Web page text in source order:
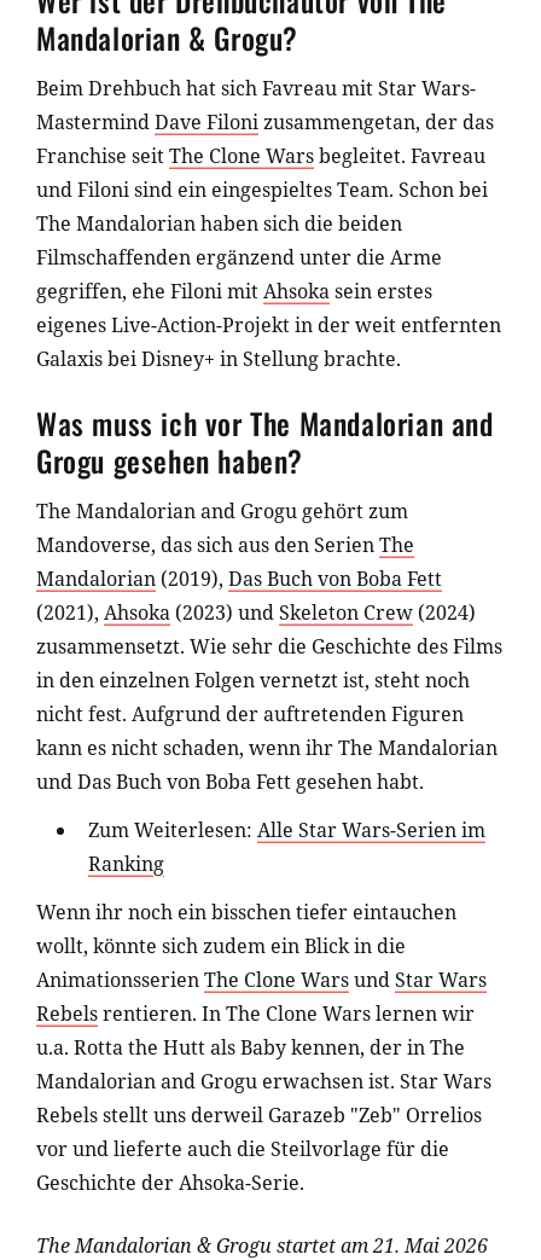
Mandalorian & Grogu?
Beim Drehbuch hat sich Favreau mit Star Wars-
MastermindDave Filonizusammengetan, der das
Franchise seitThe Clone Warsbegleitet. Favreau
und Filoni sind ein eingespieltes Team. Schon bei
The Mandalorian haben sich die beiden
Filmschaffenden ergänzend unter die Arme
gegriffen, ehe Filoni mitAhsokasein erstes
eigenes Live-Action-Projekt in der weit entfernten
Galaxis bei Disney+ in Stellung brachte.
Was muss ich vor The Mandalorian and
Grogu gesehen haben?
The Mandalorian and Grogu gehört zum
Mandoverse, das sich aus den SerienThe
Mandalorian (2019), Das Buch von Boba Fett
(2021), Ahsoka (2023) undSkeleton Crew (2024)
zusammensetzt. Wie sehr die Geschichte des Films
in den einzelnen Folgen vernetzt ist, steht noch
nicht fest. Aufgrund der auftretenden Figuren
kann es nicht schaden, wenn ihr The Mandalorian
und Das Buch von Boba Fett gesehen habt.
Zum Weiterlesen: Alle Star Wars-Serien im
Ranking
Wenn ihr noch ein bisschen tiefer eintauchen
wollt, könnte sich zudem ein Blick in die
AnimationsserienThe Clone WarsundStar Wars
Rebelsrentieren. In The Clone Wars lernen wir
u.a. Rotta the Hutt als Baby kennen, der in The
Mandalorian and Grogu erwachsen ist. Star Wars
Rebels stellt uns derweil Garazeb "Zeb" Orrelios
vor und lieferte auch die Steilvorlage für die
Geschichte der Ahsoka-Serie.
The Mandalorian & Grogu startet am 21. Mai 2026